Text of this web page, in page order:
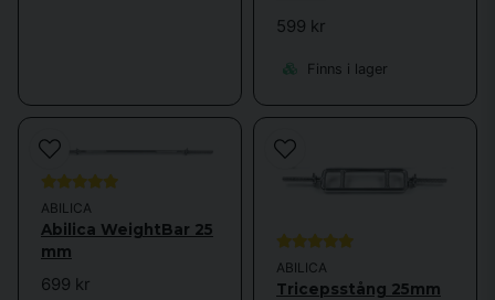
Trots att 25 mm skivstänger är mindre än sina 30 och 50 mm
slitstark ytbehandling. Vissa modeller är även utrustade med roterande
ändar, vilket ger bättre komfort vid dynamiska övningar.
Du kan använda din skivstång till klassiska övningar som:
599 kr
Finns i lager
ABILICA
Abilica WeightBar 25
mm
699 kr
ABILICA
Tricepsstång 25mm